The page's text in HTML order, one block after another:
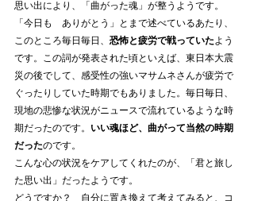
思い出により、「曲がった魂」が整うようです。
「今日も　ありがとう」とまで述べているあたり、
このところ毎日毎日、 恐怖と疲労で戦っていたよう
です。この詞が発表された頃といえば、東日本大震
災の後でして、感受性の強いマサムネさんが疲労で
ぐったりしていた時期でもありました。毎日毎日、
現地の悲惨な状況がニュースで流れているような時
期だったのです。 いい魂ほど、曲がって当然の時期
だったのです。
こんな心の状況をケアしてくれたのが、「君と旅し
た思い出」だったようです。
どうですか？　自分に置き換えて考えてみると、コ